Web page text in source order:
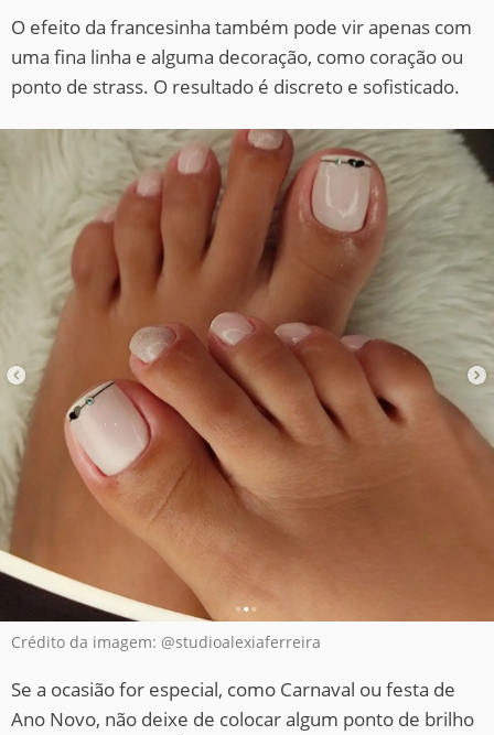
O efeito da francesinha também pode vir apenas com
uma fina linha e alguma decoração, como coração ou
ponto de strass. O resultado é discreto e sofisticado.
Crédito da imagem: @studioalexiaferreira
Se a ocasião for especial, como Carnaval ou festa de
Ano Novo, não deixe de colocar algum ponto de brilho